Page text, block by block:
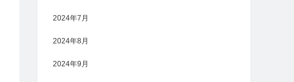
2024年7月
2024年8月
2024年9月